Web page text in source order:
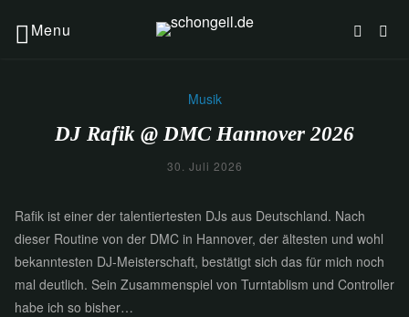
Menu
Musik
DJ Rafik @ DMC Hannover 2026
30. Juli 2026
Rafik ist einer der talentiertesten DJs aus Deutschland. Nach
dieser Routine von der DMC in Hannover, der ältesten und wohl
bekanntesten DJ-Meisterschaft, bestätigt sich das für mich noch
mal deutlich. Sein Zusammenspiel von Turntablism und Controller
habe ich so bisher…